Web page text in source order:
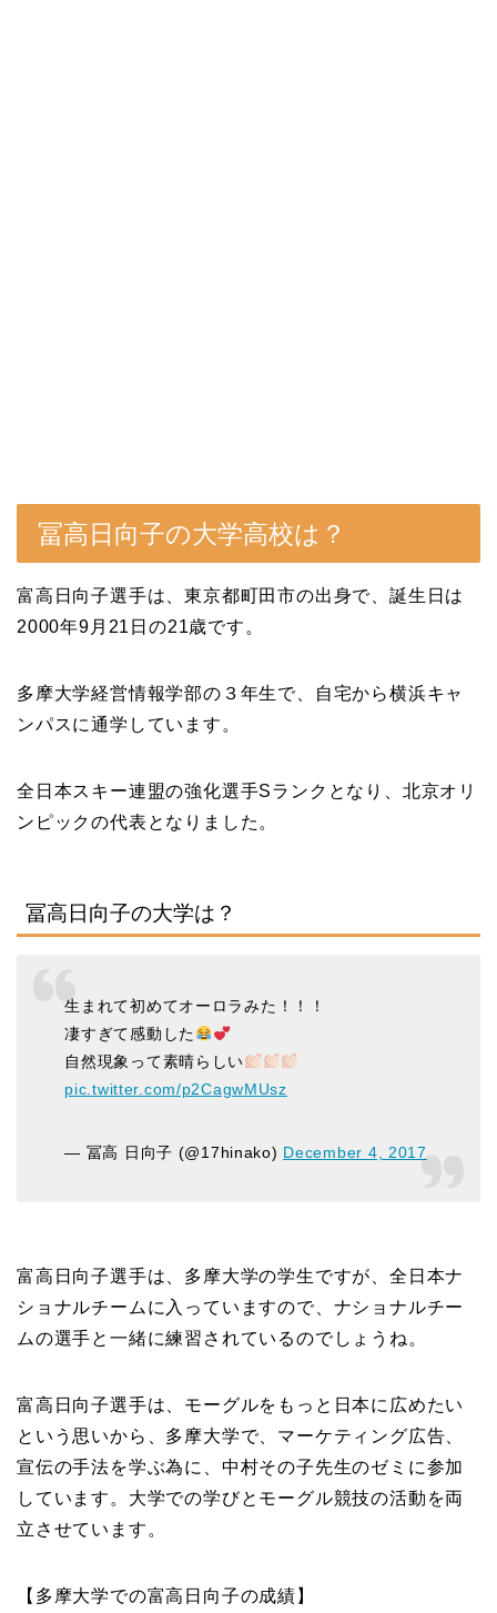
冨高日向子の大学高校は？
富高日向子選手は、東京都町田市の出身で、誕生日は
2000年9月21日の21歳です。
多摩大学経営情報学部の３年生で、自宅から横浜キャ
ンパスに通学しています。
全日本スキー連盟の強化選手Sランクとなり、北京オリ
ンピックの代表となりました。
冨高日向子の大学は？
生まれて初めてオーロラみた！！！
凄すぎて感動した
自然現象って素晴らしい
pic.twitter.com/p2CagwMUsz
— 冨高 日向子 (@17hinako) December 4, 2017
富高日向子選手は、多摩大学の学生ですが、全日本ナ
ショナルチームに入っていますので、ナショナルチー
ムの選手と一緒に練習されているのでしょうね。
富高日向子選手は、モーグルをもっと日本に広めたい
という思いから、多摩大学で、マーケティング広告、
宣伝の手法を学ぶ為に、中村その子先生のゼミに参加
しています。大学での学びとモーグル競技の活動を両
立させています。
【多摩大学での富高日向子の成績】